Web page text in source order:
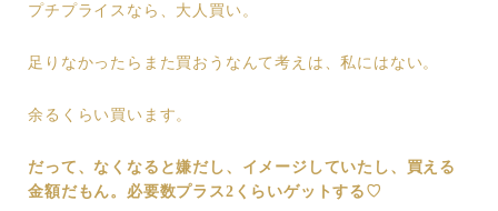
プチプライスなら、大人買い。
足りなかったらまた買おうなんて考えは、私にはない。
余るくらい買います。
だって、なくなると嫌だし、イメージしていたし、買える
金額だもん。必要数プラス2くらいゲットする♡